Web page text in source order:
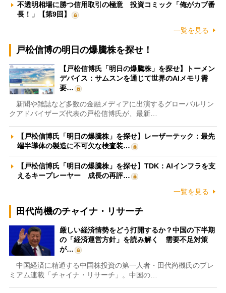
不透明相場に勝つ信用取引の極意 投資コミック「俺がカブ番
長！」【第9回】
一覧を見る
戸松信博の明日の爆騰株を探せ！
【戸松信博氏「明日の爆騰株」を探せ】トーメン
デバイス：サムスンを通じて世界のAIメモリ需
要…
新聞や雑誌など多数の金融メディアに出演するグローバルリン
クアドバイザーズ代表の戸松信博氏が、最新…
【戸松信博氏「明日の爆騰株」を探せ】レーザーテック：最先
端半導体の製造に不可欠な検査装…
【戸松信博氏「明日の爆騰株」を探せ】TDK：AIインフラを支
えるキープレーヤー 成長の再評…
一覧を見る
田代尚機のチャイナ・リサーチ
厳しい経済情勢をどう打開するか？中国の下半期
の「経済運営方針」を読み解く 需要不足対策
が…
中国経済に精通する中国株投資の第一人者・田代尚機氏のプレ
ミアム連載「チャイナ・リサーチ」。中国の…